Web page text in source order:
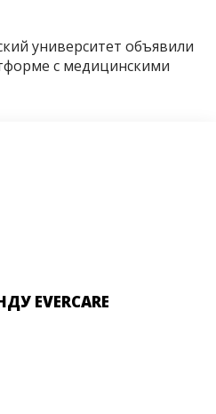
университет объявили
с медицинскими
EVERCARE